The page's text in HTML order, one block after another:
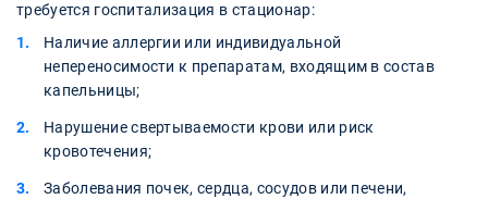
требуется госпитализация в стационар:
Наличие аллергии или индивидуальной
непереносимости к препаратам, входящим в состав
капельницы;
Нарушение свертываемости крови или риск
кровотечения;
Заболевания почек, сердца, сосудов или печени,